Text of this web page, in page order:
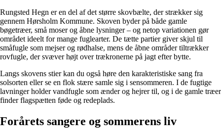
Rungsted Hegn er en del af det større skovbælte, der strækker sig
gennem Hørsholm Kommune. Skoven byder på både gamle
bøgetræer, små moser og åbne lysninger – og netop variationen gør
området ideelt for mange fuglearter. De tætte partier giver skjul til
småfugle som mejser og rødhalse, mens de åbne områder tiltrækker
rovfugle, der svæver højt over trækronerne på jagt efter bytte.
Langs skovens stier kan du også høre den karakteristiske sang fra
solsorten eller se en flok stære samle sig i sensommeren. I de fugtige
lavninger holder vandfugle som ænder og hejrer til, og i de gamle træer
finder flagspætten føde og redeplads.
Forårets sangere og sommerens liv